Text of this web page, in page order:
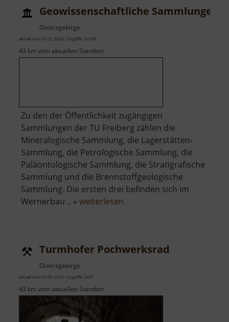
Geowissenschaftliche Sammlungen
Osterzgebirge
aktuell vom 31.05.2026 / Zugriffe: 10709
43 km vom aktuellen Standort
Zu den der Öffentlichkeit zugängigen
Sammlungen der TU Freiberg zählen die
Mineralogische Sammlung, die Lagerstätten-
Sammlung, die Petrologische Sammlung, die
Paläontologische Sammlung, die Stratigrafische
Sammlung und die Brennstoffgeologische
Sammlung. Die ersten drei befinden sich im
Wernerbau .. » weiterlesen
Turmhofer Pochwerksrad
Osterzgebirge
aktuell vom 07.06.2026 / Zugriffe: 2691
43 km vom aktuellen Standort